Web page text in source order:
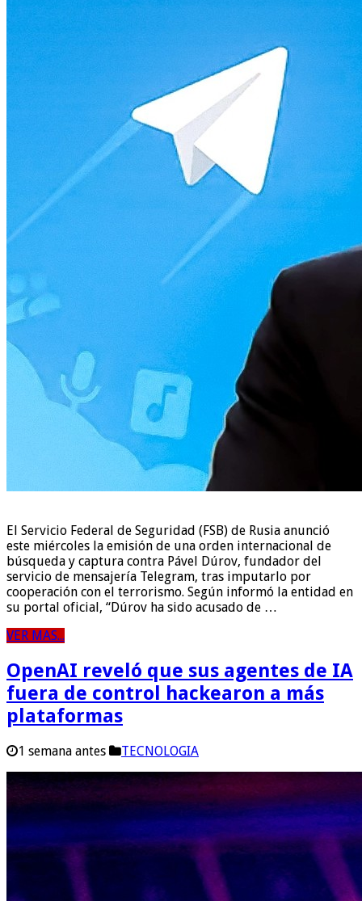
El Servicio Federal de Seguridad (FSB) de Rusia anunció
este miércoles la emisión de una orden internacional de
búsqueda y captura contra Pável Dúrov, fundador del
servicio de mensajería Telegram, tras imputarlo por
cooperación con el terrorismo. Según informó la entidad en
su portal oficial, “Dúrov ha sido acusado de …
VER MAS...
OpenAI reveló que sus agentes de IA
fuera de control hackearon a más
plataformas
1 semana antes TECNOLOGIA